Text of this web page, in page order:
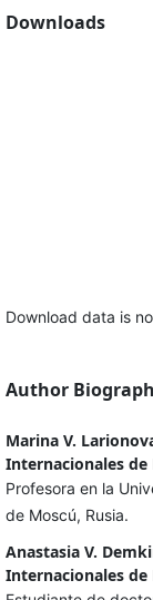
Downloads
Download data is
Author
Marina V.
Internacionales de
Profesora en la
de Moscú, Rusia.
Anastasia V.
Internacionales de